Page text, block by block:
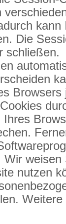
Die
schließen.
nutzen